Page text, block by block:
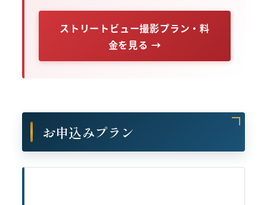
ストリートビュー撮影プラン・料
金を見る →
お申込みプラン